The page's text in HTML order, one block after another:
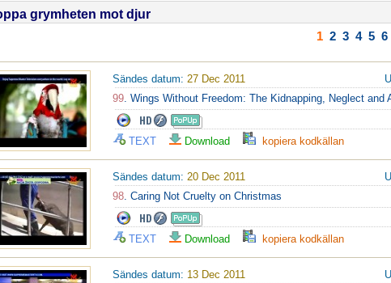
grymheten mot djur
1 2 3 4 5 6
Sändes datum: 27 Dec 2011
99. Wings Without Freedom: The Kidnapping, Neglect and
TEXT Download kopiera kodkällan
Sändes datum: 20 Dec 2011
98. Caring Not Cruelty on Christmas
TEXT Download kopiera kodkällan
Sändes datum: 13 Dec 2011